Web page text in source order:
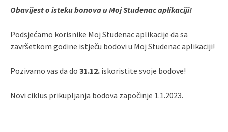
Obavijest o isteku bonova u Moj Studenac aplikaciji!
Podsjećamo korisnike Moj Studenac aplikacije da sa
završetkom godine istječu bodovi u Moj Studenac aplikaciji!
Pozivamo vas da do 31.12. iskoristite svoje bodove!
Novi ciklus prikupljanja bodova započinje 1.1.2023.